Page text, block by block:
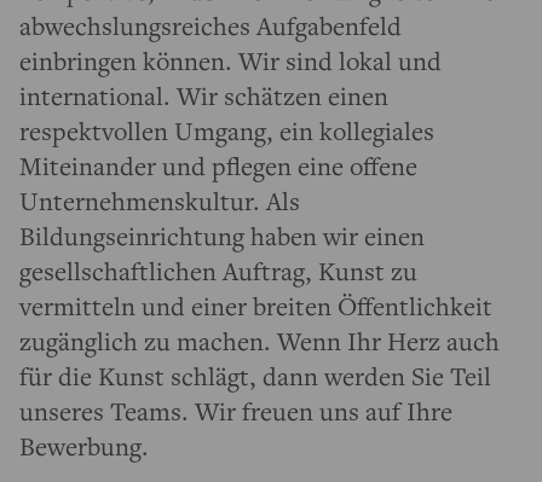
abwechslungsreiches Aufgabenfeld
einbringen können. Wir sind lokal und
international. Wir schätzen einen
respektvollen Umgang, ein kollegiales
Miteinander und pflegen eine offene
Unternehmenskultur. Als
Bildungseinrichtung haben wir einen
gesellschaftlichen Auftrag, Kunst zu
vermitteln und einer breiten Öffentlichkeit
zugänglich zu machen. Wenn Ihr Herz auch
für die Kunst schlägt, dann werden Sie Teil
unseres Teams. Wir freuen uns auf Ihre
Bewerbung.